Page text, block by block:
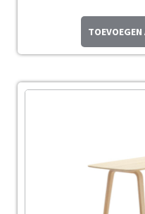
TOEVOEGEN